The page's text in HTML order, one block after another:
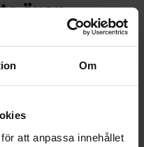
Om
att anpassa innehållet
även